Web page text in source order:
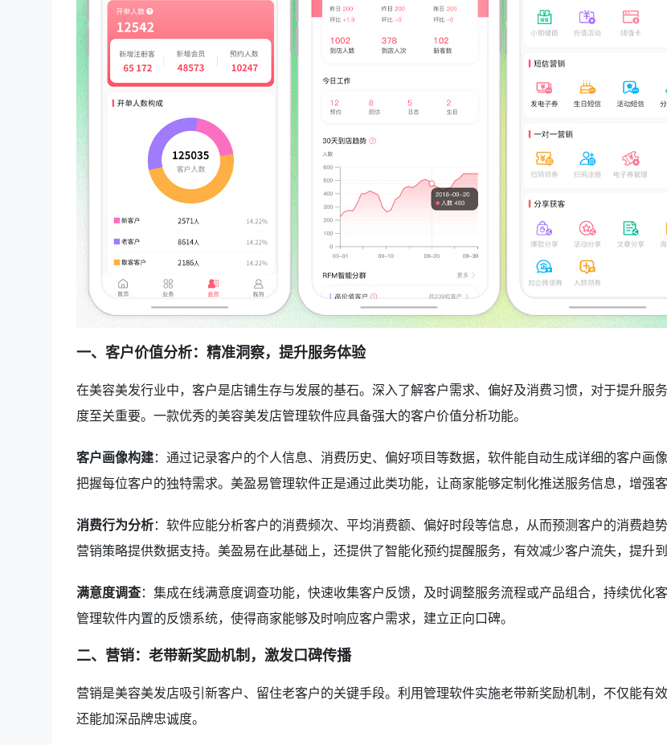
一、客户价值分析：精准洞察，提升服务体验
在美容美发行业中，客户是店铺生存与发展的基石。深入了解客户需求、偏好及消费习惯，对于提升服
度至关重要。一款优秀的美容美发店管理软件应具备强大的客户价值分析功能。
客户画像构建：通过记录客户的个人信息、消费历史、偏好项目等数据，软件能自动生成详细的客户画
把握每位客户的独特需求。美盈易管理软件正是通过此类功能，让商家能够定制化推送服务信息，增强客
消费行为分析：软件应能分析客户的消费频次、平均消费额、偏好时段等信息，从而预测客户的消费趋
营销策略提供数据支持。美盈易在此基础上，还提供了智能化预约提醒服务，有效减少客户流失，提升到
满意度调查：集成在线满意度调查功能，快速收集客户反馈，及时调整服务流程或产品组合，持续优化
管理软件内置的反馈系统，使得商家能够及时响应客户需求，建立正向口碑。
二、营销：老带新奖励机制，激发口碑传播
营销是美容美发店吸引新客户、留住老客户的关键手段。利用管理软件实施老带新奖励机制，不仅能有效
还能加深品牌忠诚度。